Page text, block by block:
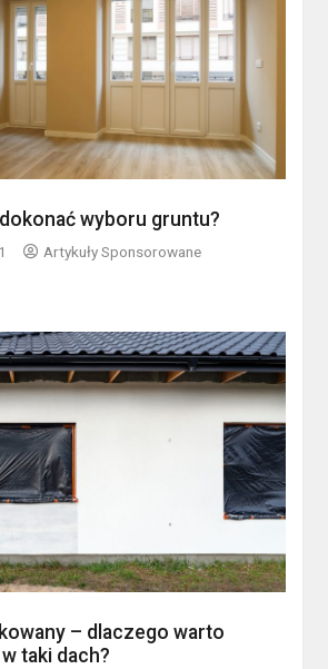
wyboru gruntu?
Artykuły Sponsorowane
– dlaczego warto
taki dach?